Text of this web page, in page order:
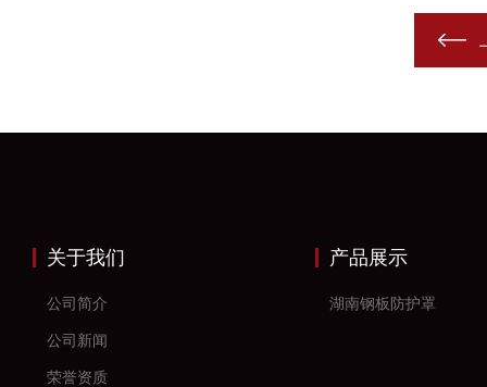
关于我们
公司简介
公司新闻
荣誉资质
产品展示
湖南钢板防护罩